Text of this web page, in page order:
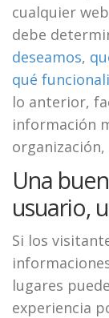
cualquier
debe
deseamos,
qué
lo anterior,
información
Una
usuario,
Si los
lugares
experiencia